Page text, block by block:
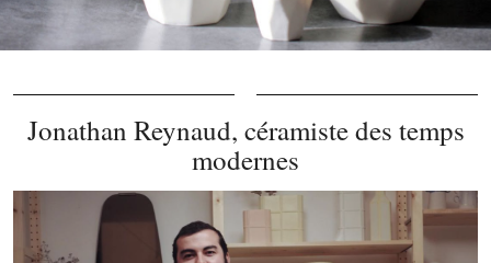
Jonathan Reynaud, céramiste des temps
modernes